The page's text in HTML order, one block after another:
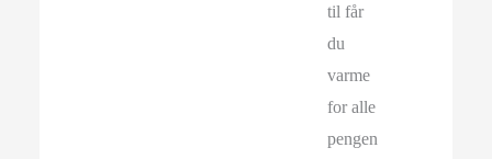
til får
du
varme
for alle
pengen